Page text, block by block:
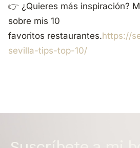
👉 ¿Quieres más inspiración?
sobre mis 10
favoritos restaurantes.https://
sevilla-tips-top-10/